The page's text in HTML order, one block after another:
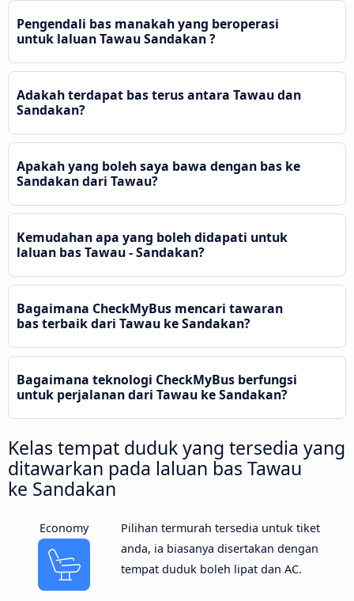
Pengendali bas manakah yang beroperasi
untuk laluan Tawau Sandakan ?
Adakah terdapat bas terus antara Tawau dan
Sandakan?
Apakah yang boleh saya bawa dengan bas ke
Sandakan dari Tawau?
Kemudahan apa yang boleh didapati untuk
laluan bas Tawau - Sandakan?
Bagaimana CheckMyBus mencari tawaran
bas terbaik dari Tawau ke Sandakan?
Bagaimana teknologi CheckMyBus berfungsi
untuk perjalanan dari Tawau ke Sandakan?
Kelas tempat duduk yang tersedia yang
ditawarkan pada laluan bas Tawau
ke Sandakan
Economy
Pilihan termurah tersedia untuk tiket
anda, ia biasanya disertakan dengan
tempat duduk boleh lipat dan AC.